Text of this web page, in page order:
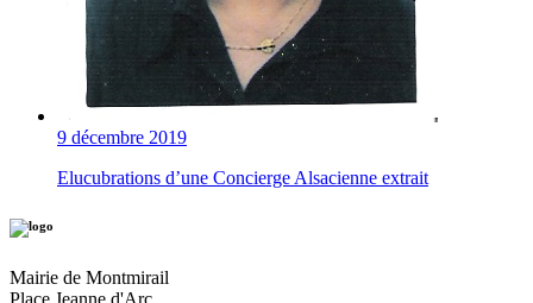
9 décembre 2019
Elucubrations d’une Concierge Alsacienne extrait
Mairie de Montmirail